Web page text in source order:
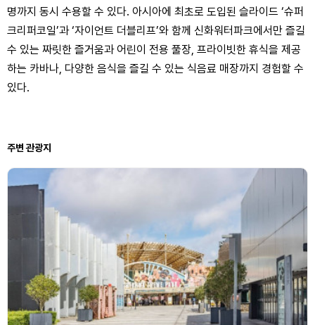
명까지 동시 수용할 수 있다. 아시아에 최초로 도입된 슬라이드 ‘슈퍼
크리퍼코일’과 ‘자이언트 더블리프’와 함께 신화워터파크에서만 즐길
수 있는 짜릿한 즐거움과 어린이 전용 풀장, 프라이빗한 휴식을 제공
하는 카바나, 다양한 음식을 즐길 수 있는 식음료 매장까지 경험할 수
있다.
주변 관광지